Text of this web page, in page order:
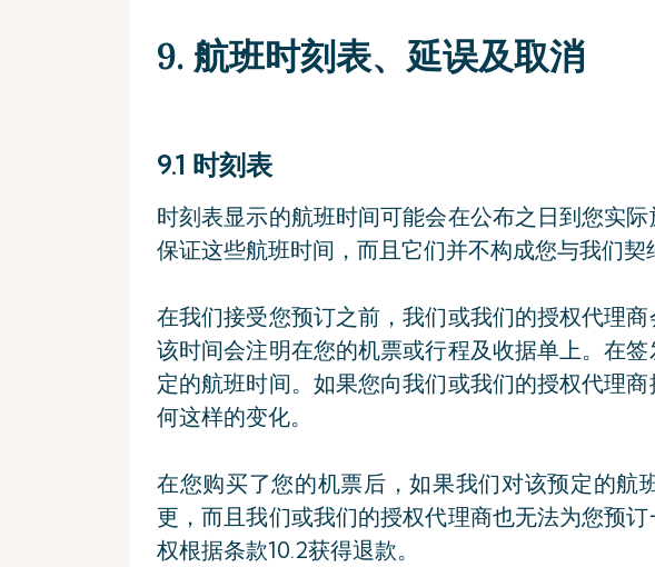
9. 航班时刻表、延误及取消
9.1 时刻表
时刻表显示的航班时间可能会在公布之日到您实
保证这些航班时间，而且它们并不构成您与我们契
在我们接受您预订之前，我们或我们的授权代理
该时间会注明在您的机票或行程及收据单上。在
定的航班时间。如果您向我们或我们的授权代理
何这样的变化。
在您购买了您的机票后，如果我们对该预定的航
更，而且我们或我们的授权代理商也无法为您预
权根据条款10.2获得退款。